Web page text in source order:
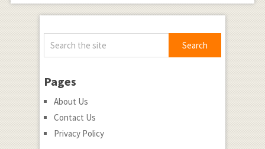
Pages
About Us
Contact Us
Privacy Policy